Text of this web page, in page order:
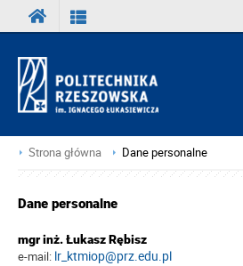
Strona główna Dane personalne
Dane personalne
mgr inż. Łukasz Rębisz
e-mail: lr_ktmiop@prz.edu.pl